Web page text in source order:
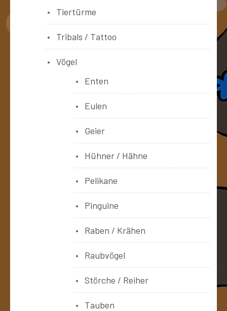
Tiertürme
Tribals / Tattoo
Vögel
Enten
Eulen
Geier
Hühner / Hähne
Pelikane
Pinguine
Raben / Krähen
Raubvögel
Störche / Reiher
Tauben